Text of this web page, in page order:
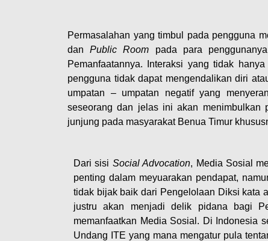
Permasalahan yang timbul pada pengguna
danPublic Room pada para
Pemanfaatannya. Interaksi yang tidak
pengguna tidak dapat mengendalikan diri
umpatan – umpatan negatif yang
seseorang dan jelas ini akan menimbulkan
junjung pada masyarakat Benua Timur
Dari sisi Social Advocation, Media Sosial
penting dalam meyuarakan pendapat,
tidak bijak baik dari Pengelolaan Diksi kata
justru akan menjadi delik pidana bagi
memanfaatkan Media Sosial. Di Indonesia
Undang ITE yang mana mengatur pula